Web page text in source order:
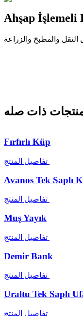
Ahşap İşlemeli
النقل والمطبخ والزراعة
ذات صله
Fırfırlı Küp
تفاصيل المنتج
Avanos Tek Saplı
تفاصيل المنتج
Muş Yayık
تفاصيل المنتج
Demir Bank
تفاصيل المنتج
Uraltu Tek Saplı
تفاصيل المنتج